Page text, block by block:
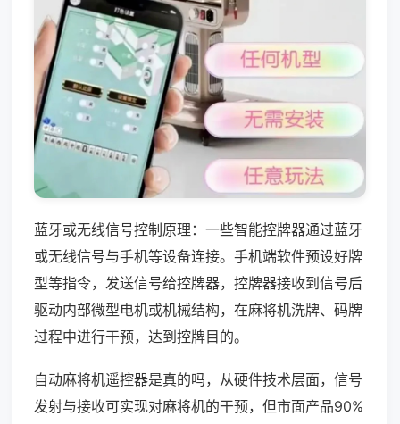
蓝牙或无线信号控制原理：一些智能控牌器通过蓝牙
或无线信号与手机等设备连接。手机端软件预设好牌
型等指令，发送信号给控牌器，控牌器接收到信号后
驱动内部微型电机或机械结构，在麻将机洗牌、码牌
过程中进行干预，达到控牌目的。
自动麻将机遥控器是真的吗，从硬件技术层面，信号
发射与接收可实现对麻将机的干预，但市面产品90%